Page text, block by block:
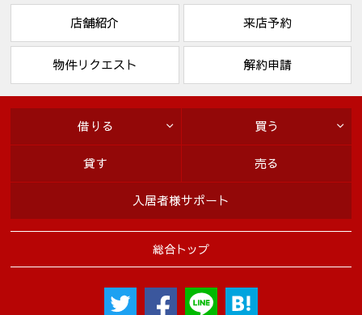
店舗紹介 来店予約
物件リクエスト 解約申請
総合トップ
借りる 買う
貸す 売る
入居者様サポート